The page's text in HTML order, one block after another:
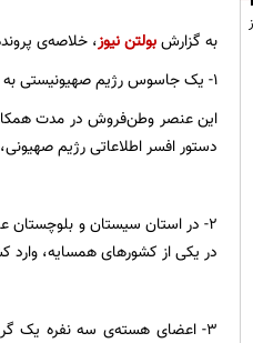
به گزارشبولتن نیوز، خلاصه‌ی
۱- یک جاسوس رژیم صهیونیستی به‌ نام «امید_آ» توسط سربازان گمنام امام زمان(عج) در اداره‌کل اطلاعات استان ایلام دستگیر شد.
این عنصر وطن‌فروش در مدت همکاری
دستور افسر اطلاعاتی رژیم
۲- در استان سیستان و
در یکی از کشورهای همسایه، وارد
۳- اعضای هسته‌ی سه نفره یک